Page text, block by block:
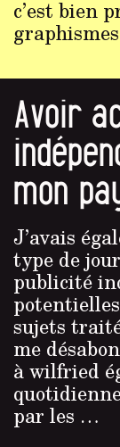
c’est bien
Avoir
mon
J’avais
type de
publicité
sujets
me
à wilfried
par les …